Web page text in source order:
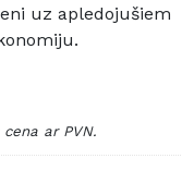
uz apledojušiem
ar PVN.